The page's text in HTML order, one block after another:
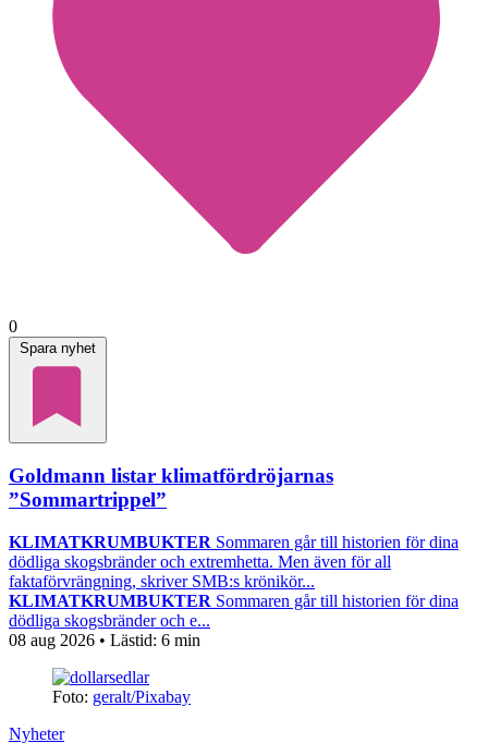
0
Spara nyhet
Goldmann listar klimatfördröjarnas
”Sommartrippel”
KLIMATKRUMBUKTER Sommaren går till historien för dina
dödliga skogsbränder och extremhetta. Men även för all
faktaförvrängning, skriver SMB:s krönikör...
KLIMATKRUMBUKTER Sommaren går till historien för dina
dödliga skogsbränder och e...
08 aug 2026 • Lästid: 6 min
Foto: geralt/Pixabay
Nyheter